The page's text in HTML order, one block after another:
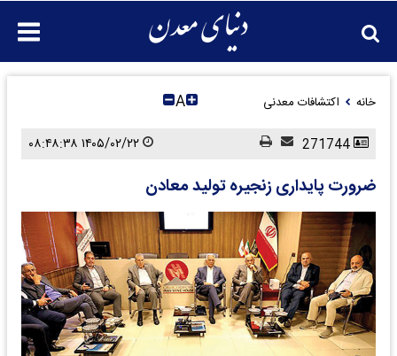
خانه اکتشافات معدنی A
ضرورت پایداری زنجیره تولید معادن